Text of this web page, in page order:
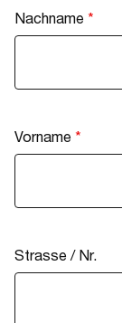
Nachname
Vorname
Strasse / Nr.